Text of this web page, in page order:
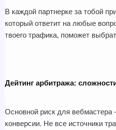
В каждой партнерке за тобой
который ответит на любые
твоего трафика, поможет
Дейтинг арбитража:
Основной риск для вебмастера
конверсии. Не все источники